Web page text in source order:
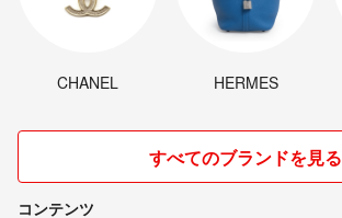
CHANEL HERMES
すべてのブランドを見る
コンテンツ